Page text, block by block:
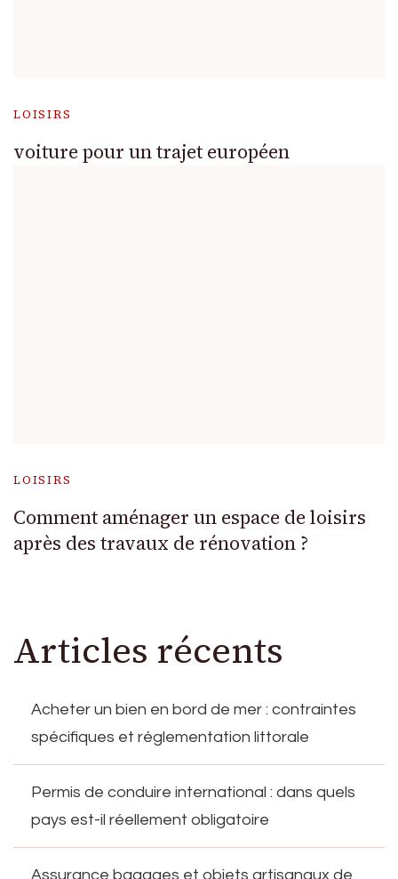
LOISIRS
voiture pour un trajet européen
LOISIRS
Comment aménager un espace de loisirs
après des travaux de rénovation ?
Articles récents
Acheter un bien en bord de mer : contraintes
spécifiques et réglementation littorale
Permis de conduire international : dans quels
pays est-il réellement obligatoire
Assurance bagages et objets artisanaux de